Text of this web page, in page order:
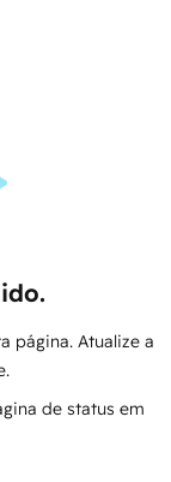
página. Atualize a
de status em